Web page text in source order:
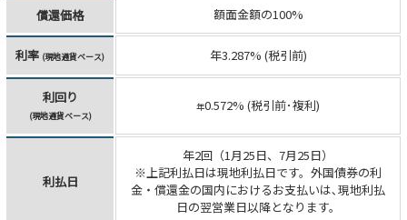
償還価格 額面金額の100%
利率 (現地通貨ベース) 年3.287% (税引前)
利回り
(現地通貨ベース)
年0.572% (税引前･複利)
利払日
年2回（1月25日、7月25日）
※上記利払日は現地利払日です。外国債券の利
金・償還金の国内におけるお支払いは､現地利払
日の翌営業日以降となります。